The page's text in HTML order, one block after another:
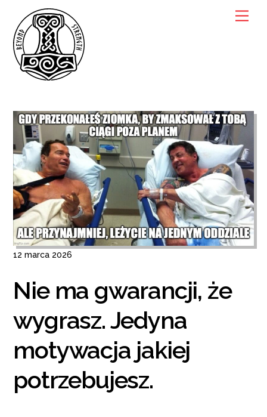
content
12 marca 2026
Nie ma gwarancji, że
wygrasz. Jedyna
motywacja jakiej
potrzebujesz.